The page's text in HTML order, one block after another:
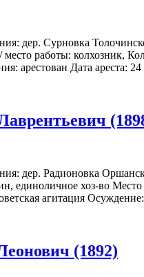
дер. Сурновка
работы: колхозник,
арестован Дата ареста:
дер. Радионовка
единоличное хоз-во
агитация
(1892)